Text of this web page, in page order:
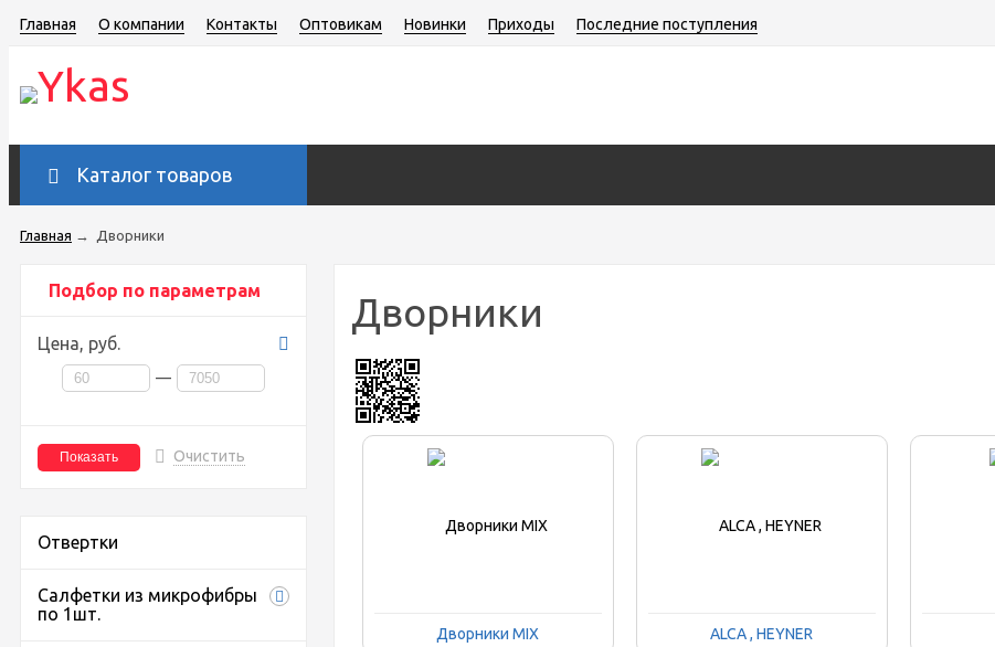
Главная О компании Контакты Оптовикам Новинки Приходы Последние поступления
Каталог товаров
Главная → Дворники
Подбор по параметрам
Цена, руб.
—
Очистить
Отвертки
Салфетки из микрофибры
по 1шт.
Дворники
Дворники MIX ALCA , HEYNER